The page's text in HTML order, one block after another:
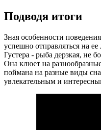
Подводя итоги
Зная особенности
успешно отправляться на
Густера - рыба дерзкая, не
Она клюет на
поймана на разные виды
увлекательным и